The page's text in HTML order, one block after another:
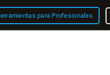
para Profesionales